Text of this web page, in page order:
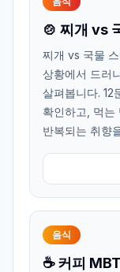
🍲 찌개 vs
찌개 vs 국물
상황에서 드러
살펴봅니다. 12
확인하고, 먹는
반복되는 취향
음식
☕ 커피